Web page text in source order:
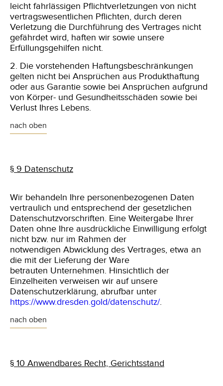
leicht fahrlässigen Pflichtverletzungen von nicht
vertragswesentlichen Pflichten, durch deren
Verletzung die Durchführung des Vertrages nicht
gefährdet wird, haften wir sowie unsere
Erfüllungsgehilfen nicht.
2. Die vorstehenden Haftungsbeschränkungen
gelten nicht bei Ansprüchen aus Produkthaftung
oder aus Garantie sowie bei Ansprüchen aufgrund
von Körper- und Gesundheitsschäden sowie bei
Verlust Ihres Lebens.
nach oben
§ 9 Datenschutz
Wir behandeln Ihre personenbezogenen Daten
vertraulich und entsprechend der gesetzlichen
Datenschutzvorschriften. Eine Weitergabe Ihrer
Daten ohne Ihre ausdrückliche Einwilligung erfolgt
nicht bzw. nur im Rahmen der
notwendigen Abwicklung des Vertrages, etwa an
die mit der Lieferung der Ware
betrauten Unternehmen. Hinsichtlich der
Einzelheiten verweisen wir auf unsere
Datenschutzerklärung, abrufbar unter
https://www.dresden.gold/datenschutz/.
nach oben
§ 10 Anwendbares Recht, Gerichtsstand